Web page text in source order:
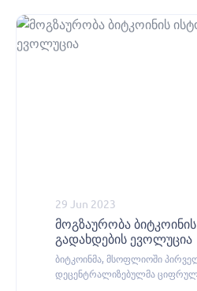
მოგზაურობა
გადახდების ევოლუცია
ბიტკოინმა, მსოფლიოში
დეცენტრალიზებულმა
29 Jun 2023